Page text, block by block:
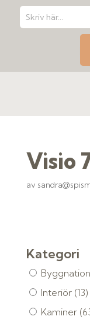
Visio
av
Kategori
Byggnation
Interiör (13)
Kaminer